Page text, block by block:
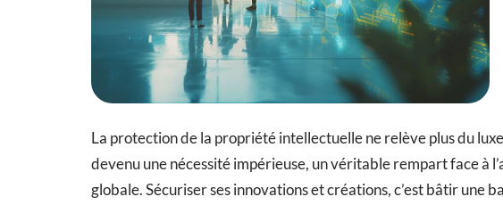
La protection de la propriété intellectuelle ne relève plus du
devenu une nécessité impérieuse, un véritable rempart face à
globale. Sécuriser ses innovations et créations, c’est bâtir une